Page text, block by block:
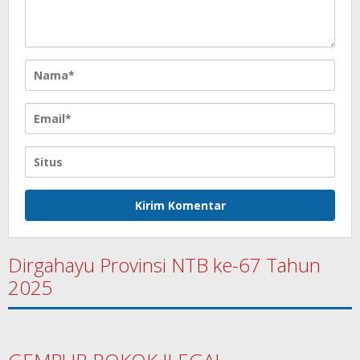
Dirgahayu Provinsi NTB ke-67 Tahun
2025